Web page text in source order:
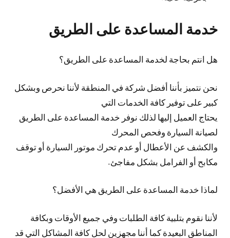
خدمة المساعدة على الطريق
هل انتم بحاجة لخدمة المساعدة على الطريق؟
نحن نتميز بأننا أفضل شركة في المنطقة لأننا نحرص وبشكل
كبير على توفير كافة الخدمات التي
يحتاج العميل إليها لذلك نوفر خدمة المساعدة على الطريق
لصيانة السيارة وفحص المحرك
والكشف عن الأعطال أو عدم تحرك موتور السيارة أو توقف
مكابح أو الفرامل بشكل مفاجئ.
لماذا خدمة المساعدة على الطريق هي الأفضل؟
لأننا نقوم بتلبية كافة الطلبات وفي جميع الأوقات وبكافة
المناطق البعيدة كما أننا مجهزين لحل كافة المشاكل التي قد